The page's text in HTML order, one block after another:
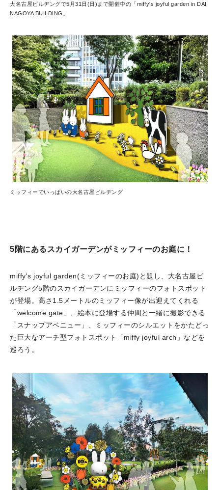
大名古屋ビルヂングで5月31日(日)まで開催中の「miffy's joyful garden in DAI
NAGOYA BUILDING」
ミッフィーでいっぱいの大名古屋ビルヂング
5階にあるスカイガーデンがミッフィーのお庭に！
miffy's joyful garden(ミッフィーのお庭)と題し、大名古屋ビ
ルヂング5階のスカイガーデンにミッフィーのフォトスポット
が登場。高さ1.5メートルのミッフィー像が出迎えてくれる
「welcome gate」、絵本に登場する仲間と一緒に撮影できる
「スナップアベニュー」、ミッフィーのシルエットをかたどっ
た巨大なアーチ型フォトスポット「miffy joyful arch」などを
巡ろう。